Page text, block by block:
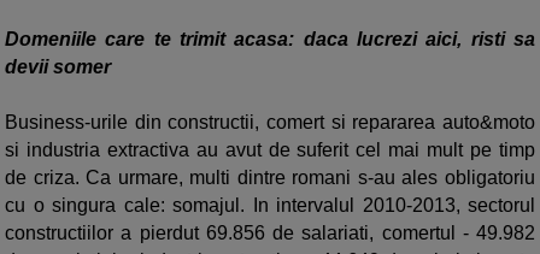
Domeniile care te trimit acasa: daca lucrezi aici, risti sa
devii somer
Business-urile din constructii, comert si repararea auto&moto
si industria extractiva au avut de suferit cel mai mult pe timp
de criza. Ca urmare, multi dintre romani s-au ales obligatoriu
cu o singura cale: somajul. In intervalul 2010-2013, sectorul
constructiilor a pierdut 69.856 de salariati, comertul - 49.982